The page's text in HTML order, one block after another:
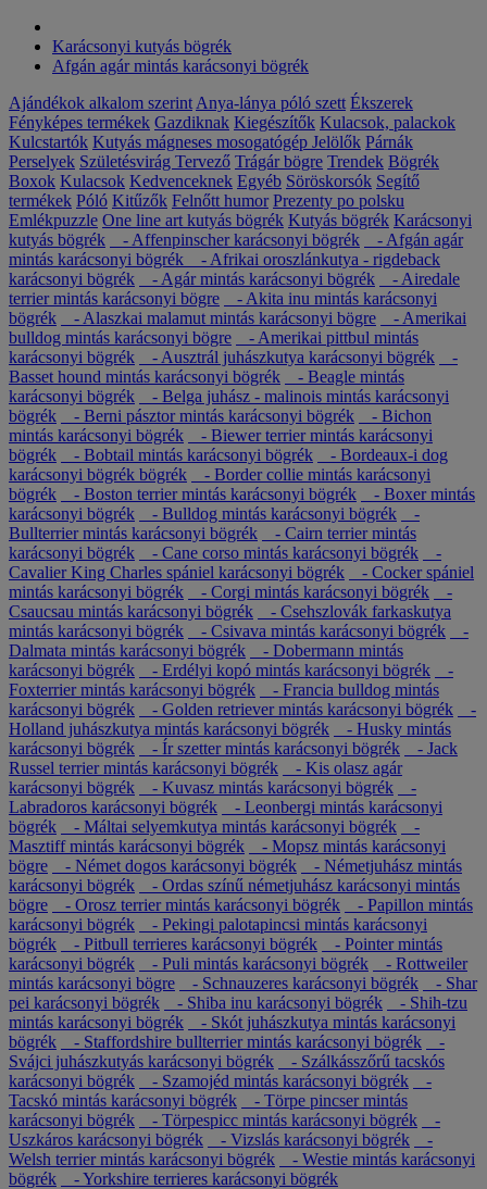
Karácsonyi kutyás bögrék
Afgán agár mintás karácsonyi bögrék
Ajándékok alkalom szerint Anya-lánya póló szett Ékszerek
Fényképes termékek Gazdiknak Kiegészítők Kulacsok, palackok
Kulcstartók Kutyás mágneses mosogatógép Jelölők Párnák
Perselyek Születésvirág Tervező Trágár bögre Trendek Bögrék
Boxok Kulacsok Kedvenceknek Egyéb Söröskorsók Segítő
termékek Póló Kitűzők Felnőtt humor Prezenty po polsku
Emlékpuzzle One line art kutyás bögrék Kutyás bögrék Karácsonyi
kutyás bögrék
- Affenpinscher karácsonyi bögrék
- Afgán agár
mintás karácsonyi bögrék
- Afrikai oroszlánkutya - rigdeback
karácsonyi bögrék
- Agár mintás karácsonyi bögrék
- Airedale
terrier mintás karácsonyi bögre
- Akita inu mintás karácsonyi
bögrék
- Alaszkai malamut mintás karácsonyi bögre
- Amerikai
bulldog mintás karácsonyi bögre
- Amerikai pittbul mintás
karácsonyi bögrék
- Ausztrál juhászkutya karácsonyi bögrék
-
Basset hound mintás karácsonyi bögrék
- Beagle mintás
karácsonyi bögrék
- Belga juhász - malinois mintás karácsonyi
bögrék
- Berni pásztor mintás karácsonyi bögrék
- Bichon
mintás karácsonyi bögrék
- Biewer terrier mintás karácsonyi
bögrék
- Bobtail mintás karácsonyi bögrék
- Bordeaux-i dog
karácsonyi bögrék bögrék
- Border collie mintás karácsonyi
bögrék
- Boston terrier mintás karácsonyi bögrék
- Boxer mintás
karácsonyi bögrék
- Bulldog mintás karácsonyi bögrék
-
Bullterrier mintás karácsonyi bögrék
- Cairn terrier mintás
karácsonyi bögrék
- Cane corso mintás karácsonyi bögrék
-
Cavalier King Charles spániel karácsonyi bögrék
- Cocker spániel
mintás karácsonyi bögrék
- Corgi mintás karácsonyi bögrék
-
Csaucsau mintás karácsonyi bögrék
- Csehszlovák farkaskutya
mintás karácsonyi bögrék
- Csivava mintás karácsonyi bögrék
-
Dalmata mintás karácsonyi bögrék
- Dobermann mintás
karácsonyi bögrék
- Erdélyi kopó mintás karácsonyi bögrék
-
Foxterrier mintás karácsonyi bögrék
- Francia bulldog mintás
karácsonyi bögrék
- Golden retriever mintás karácsonyi bögrék
-
Holland juhászkutya mintás karácsonyi bögrék
- Husky mintás
karácsonyi bögrék
- Ír szetter mintás karácsonyi bögrék
- Jack
Russel terrier mintás karácsonyi bögrék
- Kis olasz agár
karácsonyi bögrék
- Kuvasz mintás karácsonyi bögrék
-
Labradoros karácsonyi bögrék
- Leonbergi mintás karácsonyi
bögrék
- Máltai selyemkutya mintás karácsonyi bögrék
-
Masztiff mintás karácsonyi bögrék
- Mopsz mintás karácsonyi
bögre
- Német dogos karácsonyi bögrék
- Németjuhász mintás
karácsonyi bögrék
- Ordas színű németjuhász karácsonyi mintás
bögre
- Orosz terrier mintás karácsonyi bögrék
- Papillon mintás
karácsonyi bögrék
- Pekingi palotapincsi mintás karácsonyi
bögrék
- Pitbull terrieres karácsonyi bögrék
- Pointer mintás
karácsonyi bögrék
- Puli mintás karácsonyi bögrék
- Rottweiler
mintás karácsonyi bögre
- Schnauzeres karácsonyi bögrék
- Shar
pei karácsonyi bögrék
- Shiba inu karácsonyi bögrék
- Shih-tzu
mintás karácsonyi bögrék
- Skót juhászkutya mintás karácsonyi
bögrék
- Staffordshire bullterrier mintás karácsonyi bögrék
-
Svájci juhászkutyás karácsonyi bögrék
- Szálkásszőrű tacskós
karácsonyi bögrék
- Szamojéd mintás karácsonyi bögrék
-
Tacskó mintás karácsonyi bögrék
- Törpe pincser mintás
karácsonyi bögrék
- Törpespicc mintás karácsonyi bögrék
-
Uszkáros karácsonyi bögrék
- Vizslás karácsonyi bögrék
-
Welsh terrier mintás karácsonyi bögrék
- Westie mintás karácsonyi
bögrék
- Yorkshire terrieres karácsonyi bögrék